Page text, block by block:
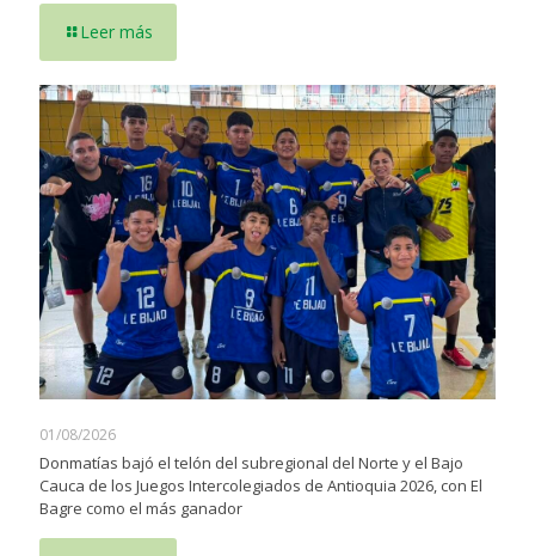
Leer más
01/08/2026
Donmatías bajó el telón del subregional del Norte y el Bajo
Cauca de los Juegos Intercolegiados de Antioquia 2026, con El
Bagre como el más ganador